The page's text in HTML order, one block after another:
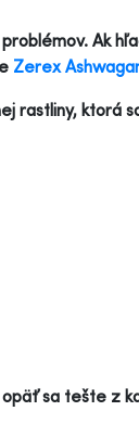
Ak
Zerex
rastliny, ktorá
sa tešte z